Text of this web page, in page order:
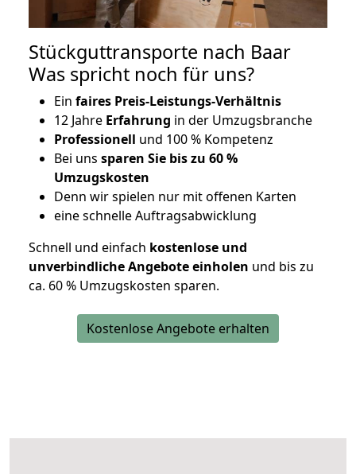
Stückguttransporte nach Baar
Was spricht noch für uns?
Ein faires Preis-Leistungs-Verhältnis
12 Jahre Erfahrung in der Umzugsbranche
Professionell und 100 % Kompetenz
Bei uns sparen Sie bis zu 60 %
Umzugskosten
Denn wir spielen nur mit offenen Karten
eine schnelle Auftragsabwicklung
Schnell und einfach kostenlose und
unverbindliche Angebote einholen und bis zu
ca. 60 % Umzugskosten sparen.
Kostenlose Angebote erhalten